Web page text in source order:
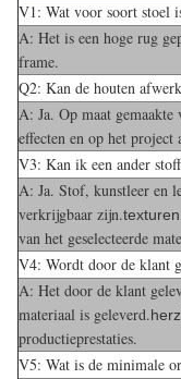
V1: Wat voor soort stoel
A: Het is een hoge rug
frame.
Q2: Kan de houten
A: Ja. Op maat
effecten en op het project
V3: Kan ik een ander
A: Ja. Stof, kunstleer en
verkrijgbaar zijn.texturen.
van het geselecteerde
V4: Wordt door de klant
A: Het door de klant
materiaal is geleverd.
productieprestaties.
V5: Wat is de minimale